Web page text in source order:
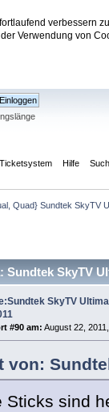
verbessern
Verwendung von
Ticketsystem Hilfe
Quad} Sundtek SkyTV
Sundtek SkyTV
SkyTV
#90 am: August 22,
von:
Sticks sind